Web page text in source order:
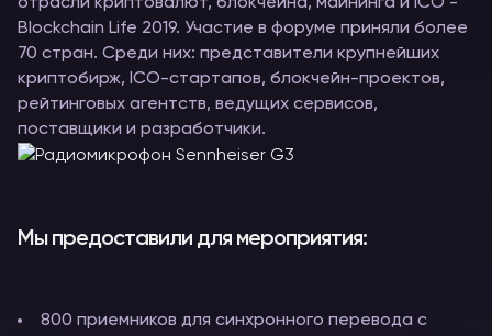
Blockchain Life 2019. Участие в форуме приняли более
70 стран. Среди них: представители крупнейших
криптобирж, ICO-стартапов, блокчейн-проектов,
рейтинговых агентств, ведущих сервисов,
поставщики и разработчики.
Мы предоставили для мероприятия:
800 приемников для синхронного перевода с